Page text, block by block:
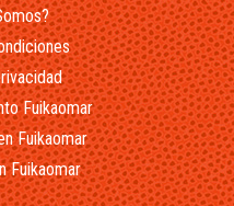
Fuikaomar
Fuikaomar
Fuikaomar